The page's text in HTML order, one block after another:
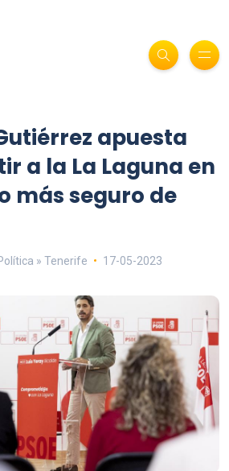
apuesta
a la La Laguna en
más seguro de
» Tenerife 17-05-2023